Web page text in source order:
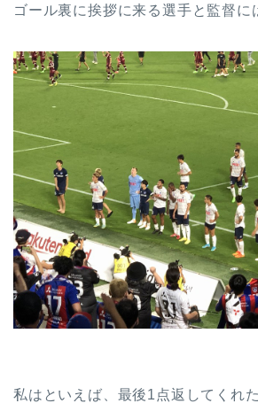
ゴール裏に挨拶に来る選手と監督に
私はといえば、最後1点返してくれ